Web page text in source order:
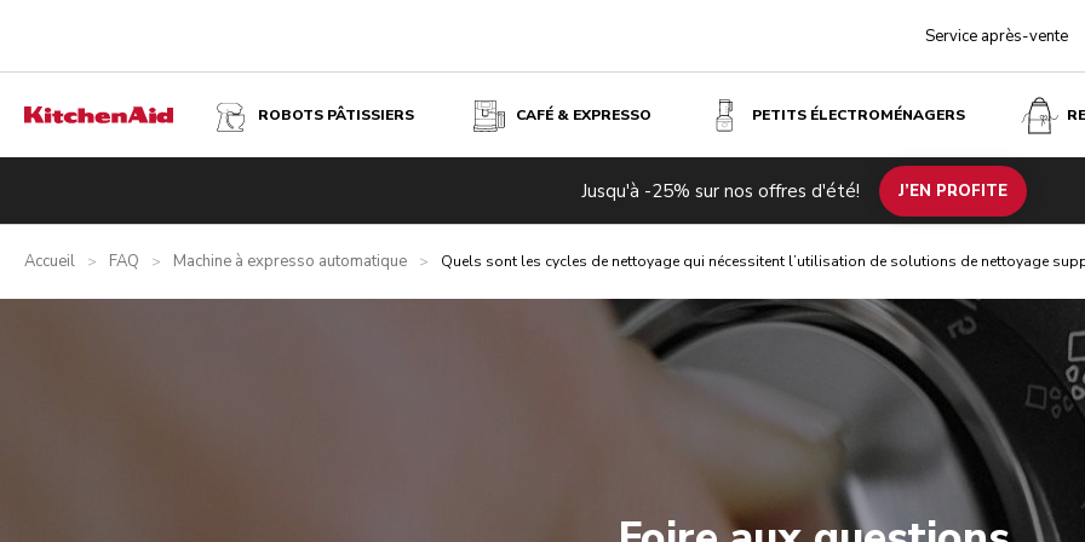
Service après-vente
ROBOTS PÂTISSIERS CAFÉ & EXPRESSO PETITS ÉLECTROMÉNAGERS
Jusqu'à -25% sur nos offres d'été! J’EN PROFITE
Accueil > FAQ > Machine à expresso automatique > Quels sont les cycles de nettoyage qui nécessitent l’utilisation de solutions de nettoyage